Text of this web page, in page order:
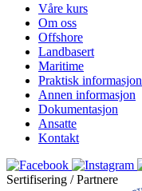
Våre kurs
Om oss
Offshore
Landbasert
Maritime
Praktisk informasjon
Annen informasjon
Dokumentasjon
Ansatte
Kontakt
Sertifisering / Partnere